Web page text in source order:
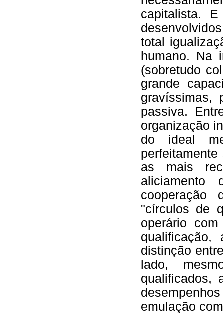
capitalista.
total
humano. Na
(sobretudo
grande
gravíssimas,
passiva.
organização
do ideal
as mais
aliciamento
"círculos de
operário
distinção
lado,
qualificados,
emulação